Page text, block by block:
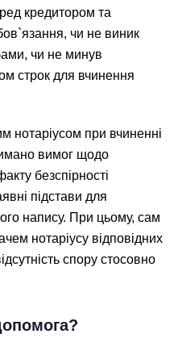
кредитором та
чи не виник
чи не минув
строк для вчинення
нотаріусом при вчиненні
вимог щодо
безспірності
підстави для
напису. При цьому, сам
нотаріусу відповідних
спору стосовно